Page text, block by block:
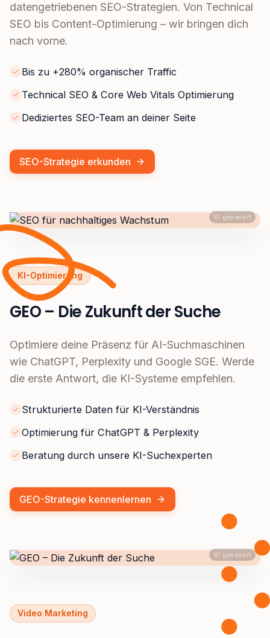
datengetriebenen SEO-Strategien. Von Technical
SEO bis Content-Optimierung – wir bringen dich
nach vorne.
Bis zu +280% organischer Traffic
Technical SEO & Core Web Vitals Optimierung
Dediziertes SEO-Team an deiner Seite
SEO-Strategie erkunden
KI generiert
KI-Optimierung
GEO – Die Zukunft der Suche
Optimiere deine Präsenz für AI-Suchmaschinen
wie ChatGPT, Perplexity und Google SGE. Werde
die erste Antwort, die KI-Systeme empfehlen.
Strukturierte Daten für KI-Verständnis
Optimierung für ChatGPT & Perplexity
Beratung durch unsere KI-Suchexperten
GEO-Strategie kennenlernen
KI generiert
Video Marketing